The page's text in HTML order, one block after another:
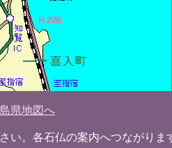
県地図へ
い。各石仏の案内へつながりま